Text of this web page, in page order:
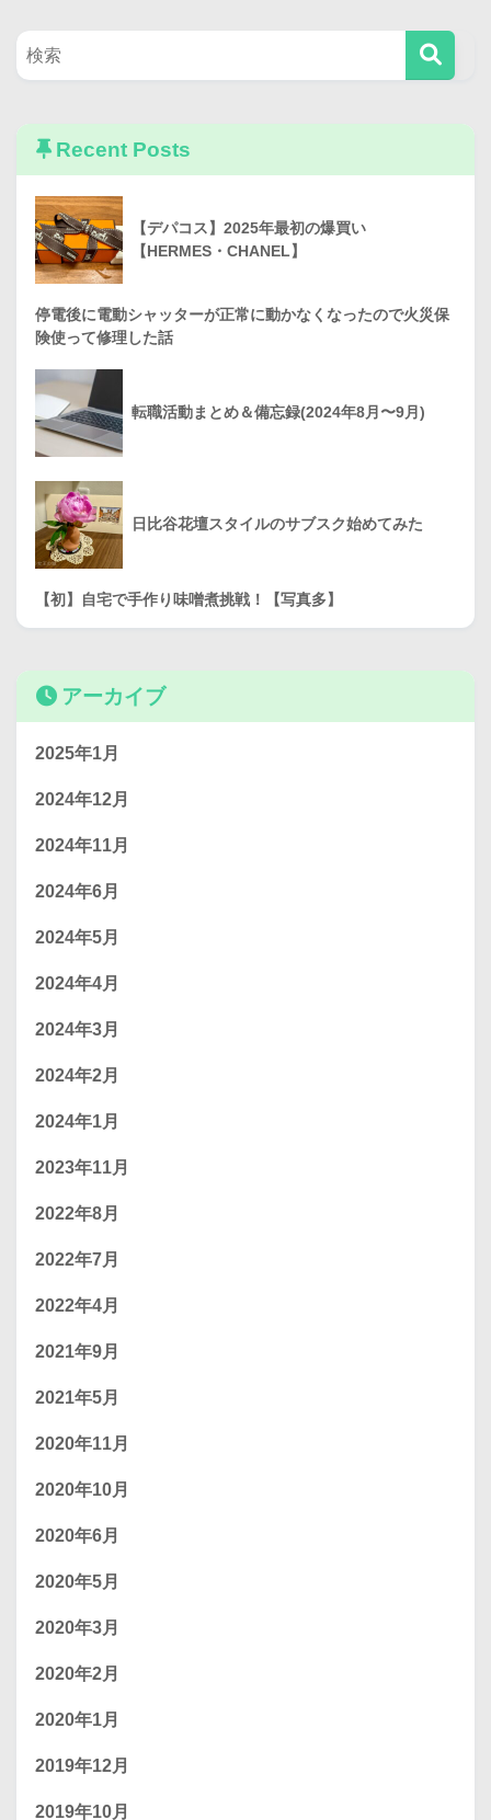
Recent Posts
【デパコス】2025年最初の爆買い
【HERMES・CHANEL】
停電後に電動シャッターが正常に動かなくなったので火災保
険使って修理した話
転職活動まとめ＆備忘録(2024年8月〜9月)
日比谷花壇スタイルのサブスク始めてみた
【初】自宅で手作り味噌煮挑戦！【写真多】
アーカイブ
2025年1月
2024年12月
2024年11月
2024年6月
2024年5月
2024年4月
2024年3月
2024年2月
2024年1月
2023年11月
2022年8月
2022年7月
2022年4月
2021年9月
2021年5月
2020年11月
2020年10月
2020年6月
2020年5月
2020年3月
2020年2月
2020年1月
2019年12月
2019年10月